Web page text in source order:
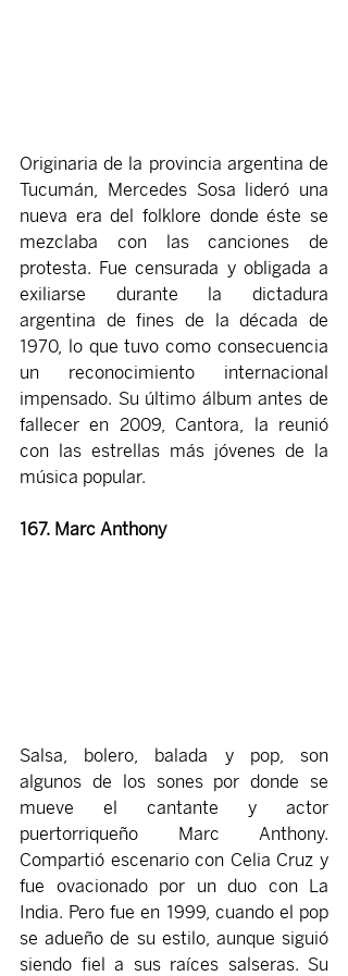
Originaria de la provincia argentina de
Tucumán, Mercedes Sosa lideró una
nueva era del folklore donde éste se
mezclaba con las canciones de
protesta. Fue censurada y obligada a
exiliarse durante la dictadura
argentina de fines de la década de
1970, lo que tuvo como consecuencia
un reconocimiento internacional
impensado. Su último álbum antes de
fallecer en 2009, Cantora, la reunió
con las estrellas más jóvenes de la
música popular.
167. Marc Anthony
Salsa, bolero, balada y pop, son
algunos de los sones por donde se
mueve el cantante y actor
puertorriqueño Marc Anthony.
Compartió escenario con Celia Cruz y
fue ovacionado por un duo con La
India. Pero fue en 1999, cuando el pop
se adueño de su estilo, aunque siguió
siendo fiel a sus raíces salseras. Su